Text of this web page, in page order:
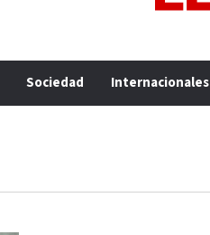
Sociedad Internacionales